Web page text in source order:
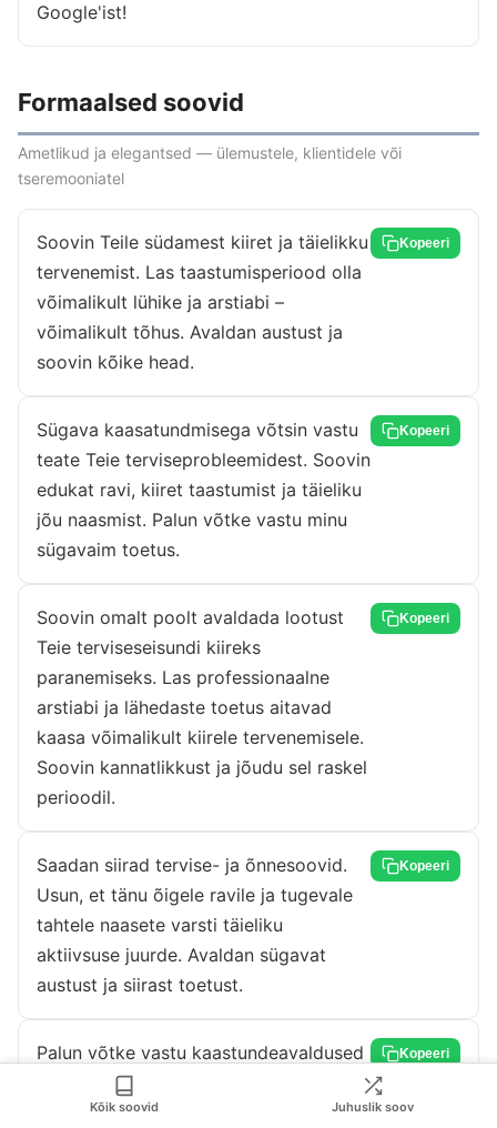
Google'ist!
Formaalsed soovid
Ametlikud ja elegantsed — ülemustele, klientidele või
tseremooniatel
Soovin Teile südamest kiiret ja täielikku
tervenemist. Las taastumisperiood olla
võimalikult lühike ja arstiabi –
võimalikult tõhus. Avaldan austust ja
soovin kõike head.
Kopeeri
Sügava kaasatundmisega võtsin vastu
teate Teie terviseprobleemidest. Soovin
edukat ravi, kiiret taastumist ja täieliku
jõu naasmist. Palun võtke vastu minu
sügavaim toetus.
Kopeeri
Soovin omalt poolt avaldada lootust
Teie terviseseisundi kiireks
paranemiseks. Las professionaalne
arstiabi ja lähedaste toetus aitavad
kaasa võimalikult kiirele tervenemisele.
Soovin kannatlikkust ja jõudu sel raskel
perioodil.
Kopeeri
Saadan siirad tervise- ja õnnesoovid.
Usun, et tänu õigele ravile ja tugevale
tahtele naasete varsti täieliku
aktiivsuse juurde. Avaldan sügavat
austust ja siirast toetust.
Kopeeri
Palun võtke vastu kaastundeavaldused
seoses praeguse tervisliku olukorraga.
Soovin, et raviprotsess kulgeks
Kopeeri
Kõik soovid Juhuslik soov